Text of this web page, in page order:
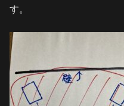
す。